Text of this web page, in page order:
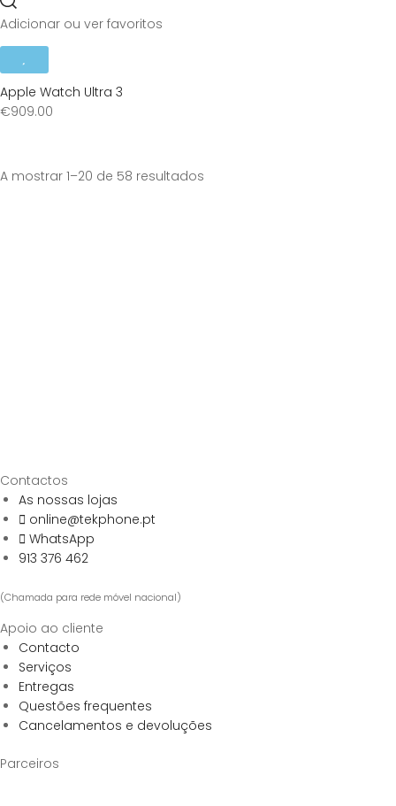
Adicionar ou ver favoritos
Apple Watch Ultra 3
€909.00
A mostrar 1–20 de 58 resultados
Contactos
As nossas lojas
online@tekphone.pt
WhatsApp
913 376 462
(Chamada para rede móvel nacional)
Apoio ao cliente
Contacto
Serviços
Entregas
Questões frequentes
Cancelamentos e devoluções
Parceiros